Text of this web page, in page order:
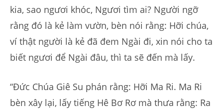
kia, sao ngươi khóc, Ngươi tìm ai? Người ngỡ
rằng đó là kẻ làm vườn, bèn nói rằng: Hỡi chúa,
ví thật người là kẻ đã đem Ngài đi, xin nói cho ta
biết ngươi để Ngài đâu, thì ta sẽ đến mà lấy.
“Đức Chúa Giê Su phán rằng: Hỡi Ma Ri. Ma Ri
bèn xây lại, lấy tiếng Hê Bơ Rơ mà thưa rằng: Ra